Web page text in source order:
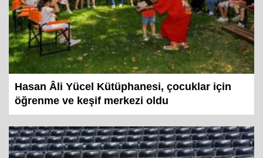
Hasan Âli Yücel Kütüphanesi, çocuklar için
öğrenme ve keşif merkezi oldu